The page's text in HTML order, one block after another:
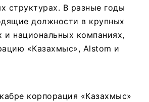
структурах. В разные годы
должности в крупных
национальных компаниях,
«Казахмыс», Alstom и
корпорация «Казахмыс»